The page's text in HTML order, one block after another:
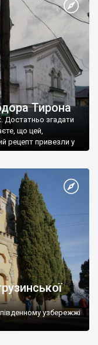
Тирона
Достатньо згадати
що цей,
рецепт привезли у
узбережжі